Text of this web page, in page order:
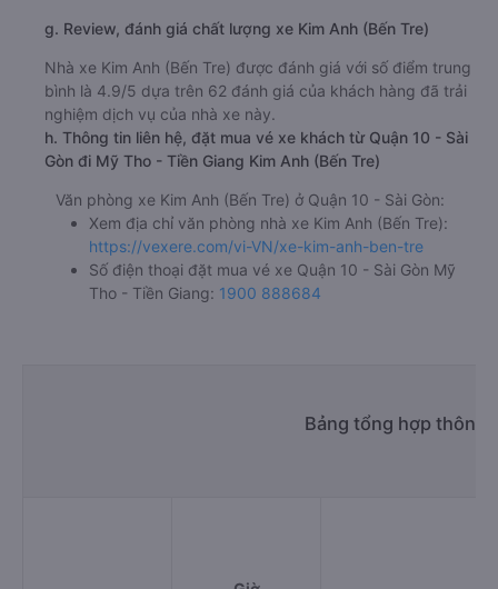
g. Review, đánh giá chất lượng xe Kim Anh (Bến Tre)
Nhà xe Kim Anh (Bến Tre) được đánh giá với số điểm trung
bình là 4.9/5 dựa trên 62 đánh giá của khách hàng đã trải
nghiệm dịch vụ của nhà xe này.
h. Thông tin liên hệ, đặt mua vé xe khách từ Quận 10 - Sài
Gòn đi Mỹ Tho - Tiền Giang Kim Anh (Bến Tre)
Văn phòng xe Kim Anh (Bến Tre) ở Quận 10 - Sài Gòn:
Xem địa chỉ văn phòng nhà xe Kim Anh (Bến Tre):
https://vexere.com/vi-VN/xe-kim-anh-ben-tre
Số điện thoại đặt mua vé xe Quận 10 - Sài Gòn Mỹ
Tho - Tiền Giang: 1900 888684
Bảng tổng hợp thông